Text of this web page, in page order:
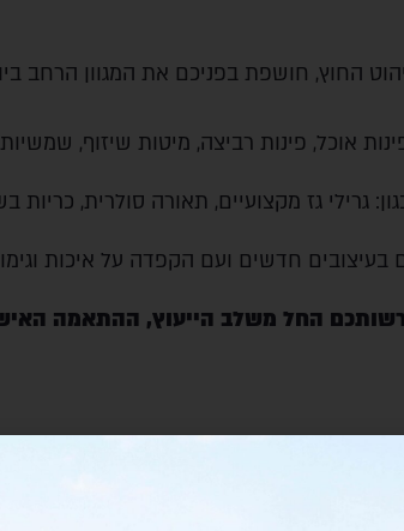
החוץ, חושפת בפניכם את המגוון הרחב
אוכל, פינות רביצה, מיטות שיזוף,
גרילי גז מקצועיים, תאורה סולרית,
בעיצובים חדשים ועם הקפדה על איכות
החל משלב הייעוץ, ההתאמה